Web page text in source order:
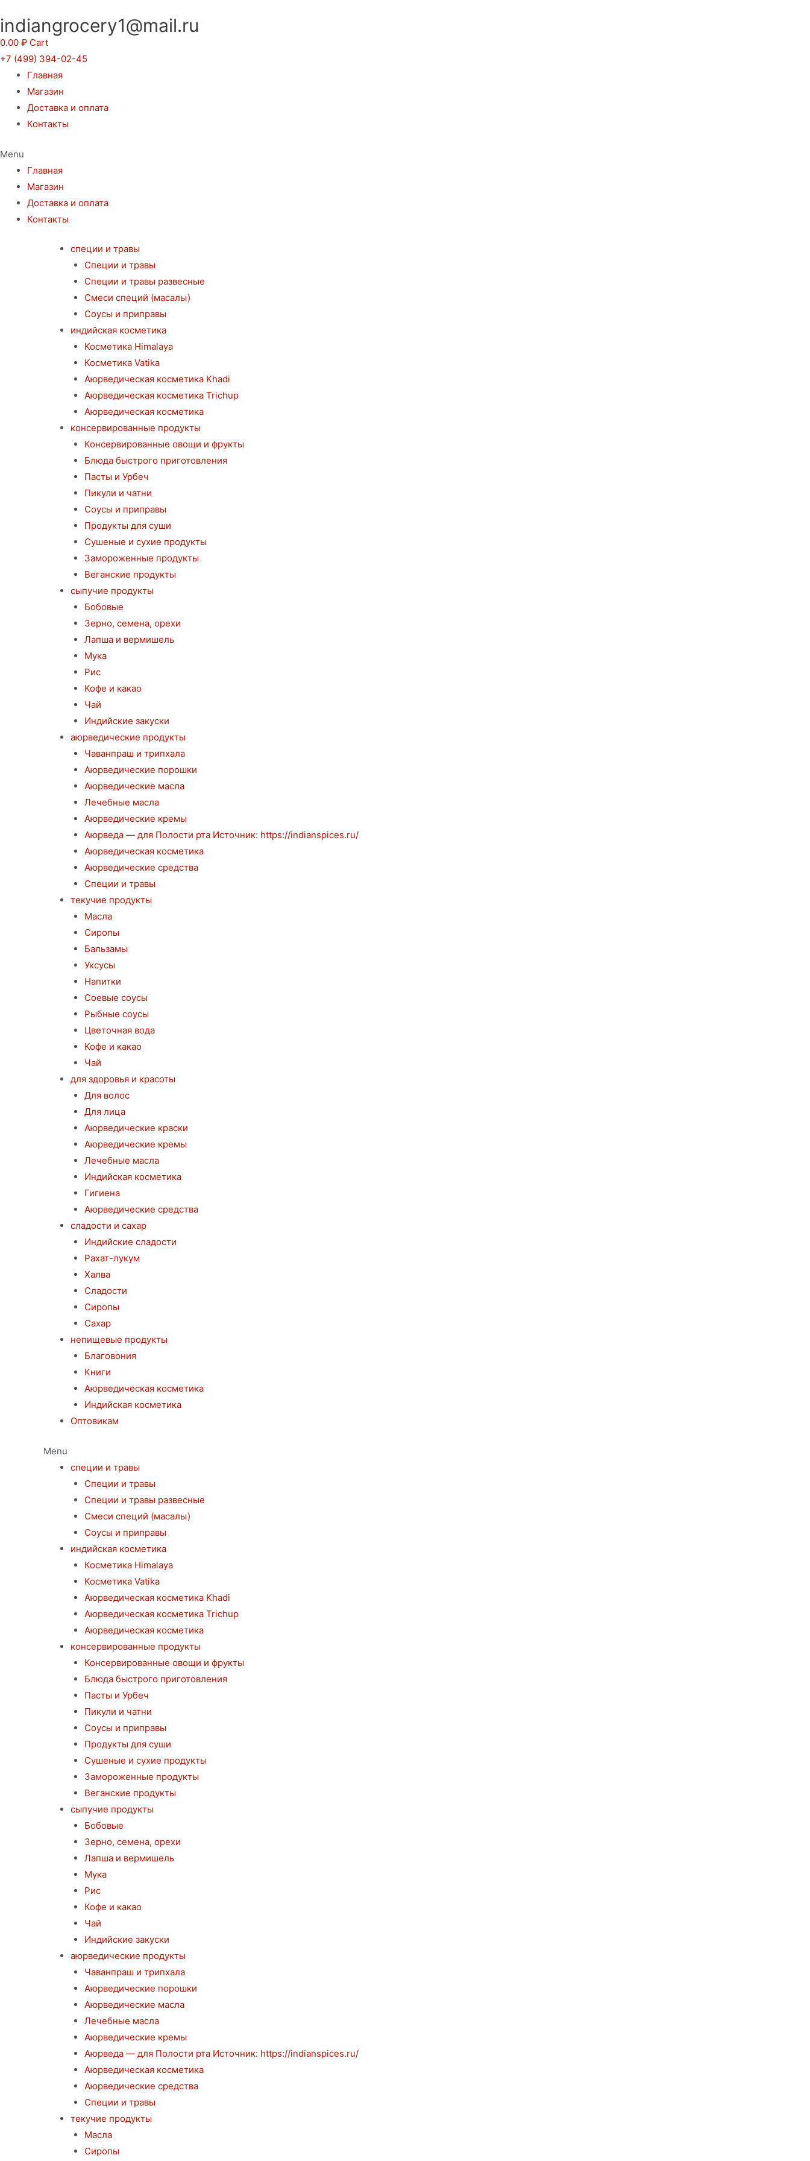
к
содержимому
indiangrocery1@mail.ru
0.00 ₽ Cart
+7 (499) 394-02-45
Главная
Магазин
Доставка и оплата
Контакты
Menu
Главная
Магазин
Доставка и оплата
Контакты
специи и травы
Специи и травы
Специи и травы развесные
Смеси специй (масалы)
Соусы и приправы
индийская косметика
Косметика Himalaya
Косметика Vatika
Аюрведическая коcметика Khadi
Аюрведическая коcметика Trichup
Аюрведическая косметика
консервированные продукты
Консервированные овощи и фрукты
Блюда быстрого приготовления
Пасты и Урбеч
Пикули и чатни
Соусы и приправы
Продукты для суши
Сушеные и сухие продукты
Замороженные продукты
Веганские продукты
сыпучие продукты
Бобовые
Зерно, семена, орехи
Лапша и вермишель
Мука
Рис
Кофе и какао
Чай
Индийские закуски
аюрведические продукты
Чаванпраш и трипхала
Аюрведические порошки
Аюрведические масла
Лечебные масла
Аюрведические кремы
Аюрведа — для Полости рта Источник: https://indianspices.ru/
Аюрведическая косметика
Аюрведические средства
Специи и травы
текучие продукты
Масла
Сиропы
Бальзамы
Уксусы
Напитки
Соевые соусы
Рыбные соусы
Цветочная вода
Кофе и какао
Чай
для здоровья и красоты
Для волос
Для лица
Аюрведические краски
Аюрведические кремы
Лечебные масла
Индийская косметика
Гигиена
Аюрведические средства
сладости и сахар
Индийские сладости
Рахат-лукум
Халва
Сладости
Сиропы
Сахар
непищевые продукты
Благовония
Книги
Аюрведическая косметика
Индийская косметика
Оптовикам
Menu
специи и травы
Специи и травы
Специи и травы развесные
Смеси специй (масалы)
Соусы и приправы
индийская косметика
Косметика Himalaya
Косметика Vatika
Аюрведическая коcметика Khadi
Аюрведическая коcметика Trichup
Аюрведическая косметика
консервированные продукты
Консервированные овощи и фрукты
Блюда быстрого приготовления
Пасты и Урбеч
Пикули и чатни
Соусы и приправы
Продукты для суши
Сушеные и сухие продукты
Замороженные продукты
Веганские продукты
сыпучие продукты
Бобовые
Зерно, семена, орехи
Лапша и вермишель
Мука
Рис
Кофе и какао
Чай
Индийские закуски
аюрведические продукты
Чаванпраш и трипхала
Аюрведические порошки
Аюрведические масла
Лечебные масла
Аюрведические кремы
Аюрведа — для Полости рта Источник: https://indianspices.ru/
Аюрведическая косметика
Аюрведические средства
Специи и травы
текучие продукты
Масла
Сиропы